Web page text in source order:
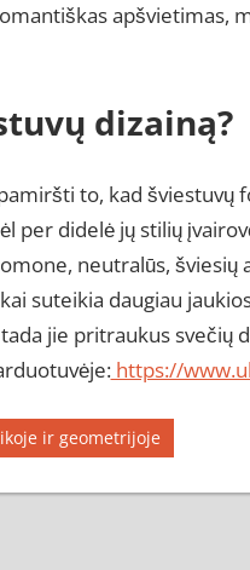
apšvietimas,
dizainą?
to, kad šviestuvų
per didelė jų stilių
neutralūs, šviesių
suteikia daugiau
jie pritraukus svečių
https://
ir geometrijoje